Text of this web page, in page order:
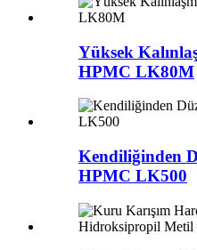
Yüksek
HPMC LK80M
Kendiliğinden
HPMC LK500